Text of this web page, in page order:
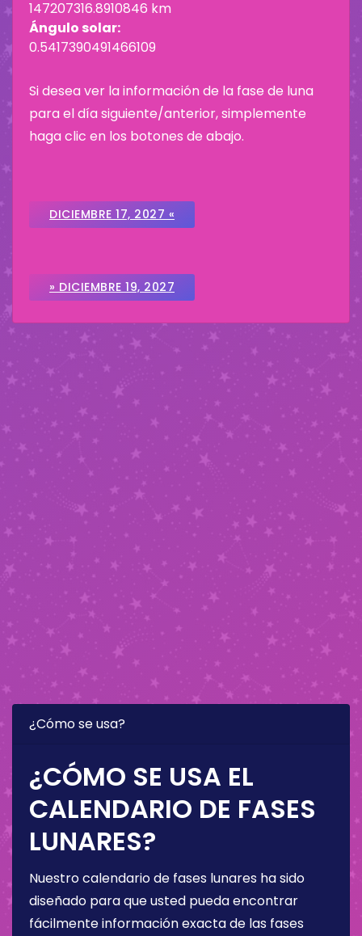
147207316.8910846 km
Ángulo solar:
0.5417390491466109
Si desea ver la información de la fase de luna
para el día siguiente/anterior, simplemente
haga clic en los botones de abajo.
DICIEMBRE 17, 2027 «
» DICIEMBRE 19, 2027
¿Cómo se usa?
¿CÓMO SE USA EL
CALENDARIO DE FASES
LUNARES?
Nuestro calendario de fases lunares ha sido
diseñado para que usted pueda encontrar
fácilmente información exacta de las fases